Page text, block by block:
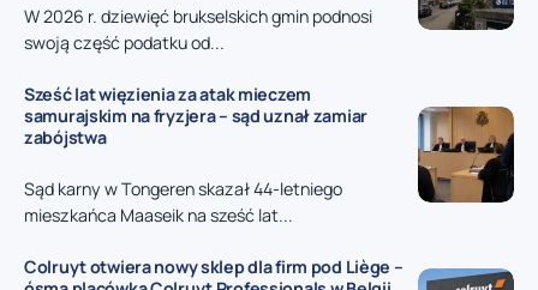
W 2026 r. dziewięć brukselskich gmin podnosi
swoją część podatku od...
Sześć lat więzienia za atak mieczem
samurajskim na fryzjera – sąd uznał zamiar
zabójstwa
Sąd karny w Tongeren skazał 44-letniego
mieszkańca Maaseik na sześć lat...
Colruyt otwiera nowy sklep dla firm pod Liège –